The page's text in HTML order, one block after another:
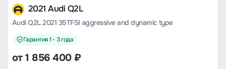
2021 Audi Q2L
Audi Q2L 2021 35TFSI aggressive and dynamic type
Гарантия 1 - 3 года
от1 856 400₽